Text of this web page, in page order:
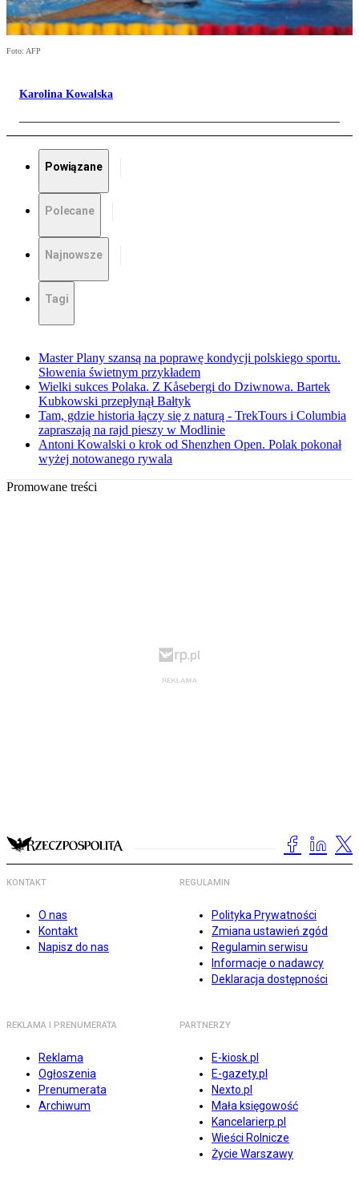
Foto: AFP
Karolina Kowalska
Powiązane
Polecane
Najnowsze
Tagi
Master Plany szansą na poprawę kondycji polskiego sportu.
Słowenia świetnym przykładem
Wielki sukces Polaka. Z Kåsebergi do Dziwnowa. Bartek
Kubkowski przepłynął Bałtyk
Tam, gdzie historia łączy się z naturą - TrekTours i Columbia
zapraszają na rajd pieszy w Modlinie
Antoni Kowalski o krok od Shenzhen Open. Polak pokonał
wyżej notowanego rywala
Promowane treści
KONTAKT
O nas
Kontakt
Napisz do nas
REGULAMIN
Polityka Prywatności
Zmiana ustawień zgód
Regulamin serwisu
Informacje o nadawcy
Deklaracja dostępności
REKLAMA I PRENUMERATA
Reklama
Ogłoszenia
Prenumerata
Archiwum
PARTNERZY
E-kiosk.pl
E-gazety.pl
Nexto.pl
Mała księgowość
Kancelarierp.pl
Wieści Rolnicze
Życie Warszawy